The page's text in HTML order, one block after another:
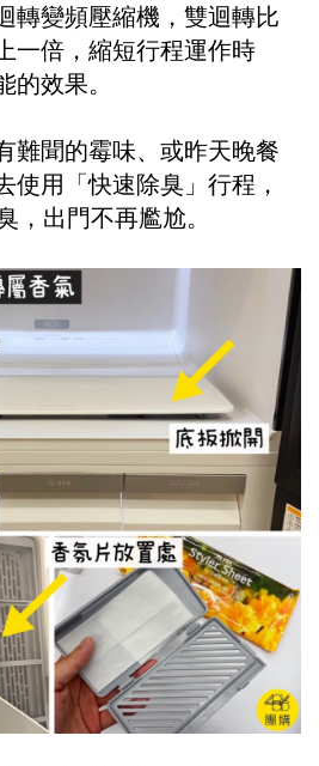
轉變頻壓縮機，雙迴轉比
一倍，縮短行程運作時
效果。
難聞的霉味、或昨天晚餐
使用「快速除臭」行程，
，出門不再尷尬。